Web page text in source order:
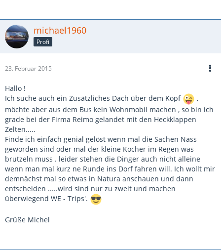
michael1960
Profi
23. Februar 2015
Hallo !
Ich suche auch ein Zusätzliches Dach über dem Kopf
,
möchte aber aus dem Bus kein Wohnmobil machen , so bin ich
grade bei der Firma Reimo gelandet mit den Heckklappen
Zelten.....
Finde ich einfach genial gelöst wenn mal die Sachen Nass
geworden sind oder mal der kleine Kocher im Regen was
brutzeln muss . leider stehen die Dinger auch nicht alleine
wenn man mal kurz ne Runde ins Dorf fahren will. Ich wollt mir
demnächst mal so etwas in Natura anschauen und dann
entscheiden .....wird sind nur zu zweit und machen
überwiegend WE - Trips'.
Grüße Michel